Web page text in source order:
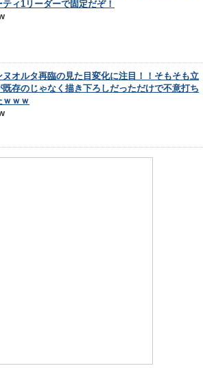
ティ1リーダーで固定だぞ！
ヌオルタ再臨の見た目変化に注目！！そもそも立
既存のじゃなく描き下ろしだっただけで不意打ち
ｗｗｗ